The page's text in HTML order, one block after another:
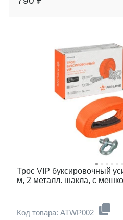
Трос VIP буксировочный
м, 2 металл. шакла, с
Код товара: ATWP002